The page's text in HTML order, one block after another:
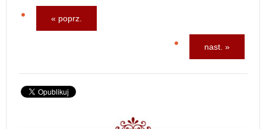
« poprz.
nast. »